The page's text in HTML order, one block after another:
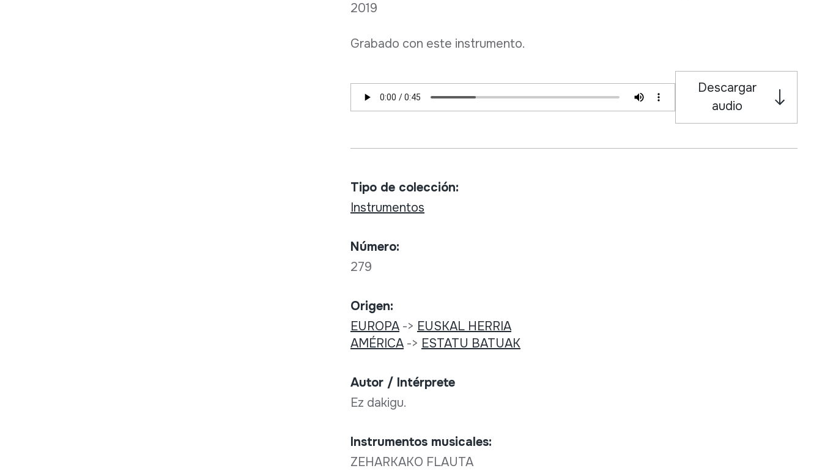
2019
Grabado con este instrumento.
Descargar
audio
Tipo de colección:
Instrumentos
Número:
279
Origen:
EUROPA-> EUSKAL HERRIA
AMÉRICA-> ESTATU BATUAK
Autor / Intérprete
Ez dakigu.
Instrumentos musicales:
ZEHARKAKO FLAUTA